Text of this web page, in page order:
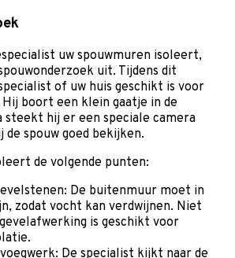
uw spouwmuren isoleert,
uit. Tijdens dit
of uw huis geschikt is voor
boort een klein gaatje in de
steekt hij er een speciale camera
de spouw goed bekijken.
de volgende punten:
De buitenmuur moet in
zodat vocht kan verdwijnen. Niet
is geschikt voor
De specialist kijkt naar de